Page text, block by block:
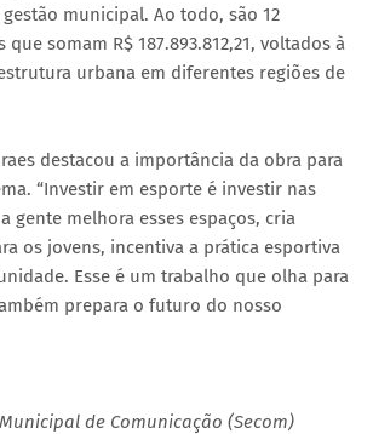
municipal. Ao todo, são 12
somam R$ 187.893.812,21, voltados à
urbana em diferentes regiões de
destacou a importância da obra para
“Investir em esporte é investir nas
gente melhora esses espaços, cria
os jovens, incentiva a prática esportiva
Esse é um trabalho que olha para
prepara o futuro do nosso
de Comunicação (Secom)